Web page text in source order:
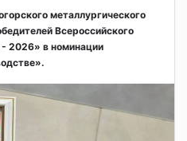
металлургического
Всероссийского
- 2026» в номинации